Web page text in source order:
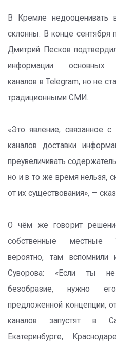
В Кремле недооценивать
склонны. В конце сентября
Дмитрий Песков
информации основных
каналов в Telegram, но не
традиционными СМИ.
«Это явление, связанное с
каналов доставки
преувеличивать
но и в то же время нельзя,
от их существования», —
О чём же говорит
собственные местные
вероятно, там вспомнили
Суворова: «Если ты не
безобразие, нужно его
предложенной концепции,
каналов запустят в
Екатеринбурге,